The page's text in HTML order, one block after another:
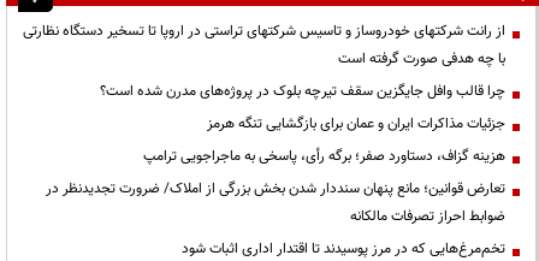
از رانت‌ شرکتهای خودروساز و تاسیس شرکتهای تراستی در اروپا تا تسخیر دستگاه نظارتی
با چه هدفی صورت گرفته است
چرا قالب وافل جایگزین سقف تیرچه بلوک در پروژه‌های مدرن شده است؟
جزئیات مذاکرات ایران و عمان برای بازگشایی تنگه هرمز
هزینه گزاف، دستاورد صفر؛ برگه رأی، پاسخی به ماجراجویی ترامپ
تعارض قوانین؛ مانع پنهان سنددار شدن بخش بزرگی از املاک/ ضرورت تجدیدنظر در
ضوابط احراز تصرفات مالکانه
تخم‌مرغ‌هایی که در مرز پوسیدند تا اقتدار اداری اثبات شود